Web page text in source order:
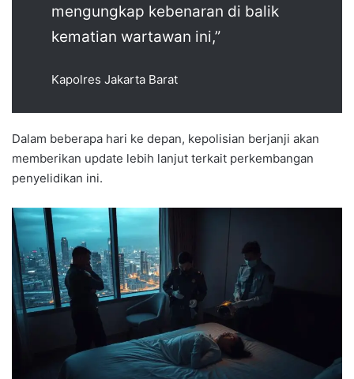
mengungkap kebenaran di balik
kematian wartawan ini,”
Kapolres Jakarta Barat
Dalam beberapa hari ke depan, kepolisian berjanji akan
memberikan update lebih lanjut terkait perkembangan
penyelidikan ini.